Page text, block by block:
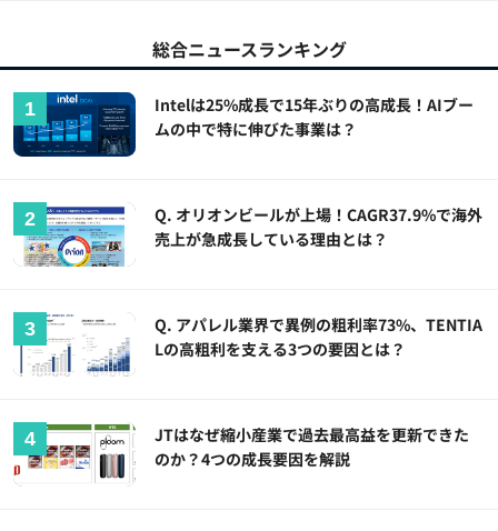
総合ニュースランキング
Intelは25%成長で15年ぶりの高成長！AIブー
ムの中で特に伸びた事業は？
Q. オリオンビールが上場！CAGR37.9%で海外
売上が急成長している理由とは？
Q. アパレル業界で異例の粗利率73%、TENTIA
Lの高粗利を支える3つの要因とは？
JTはなぜ縮小産業で過去最高益を更新できた
のか？4つの成長要因を解説